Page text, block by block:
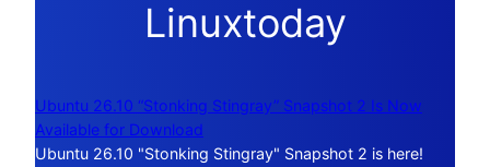
Linuxtoday
Ubuntu 26.10 “Stonking Stingray” Snapshot 2 Is Now
Available for Download
Ubuntu 26.10 "Stonking Stingray" Snapshot 2 is here!